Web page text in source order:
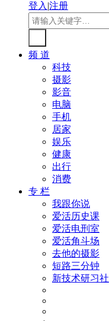
登入|注册
频 道
科技
摄影
影音
电脑
手机
居家
娱乐
健康
出行
消费
专 栏
我跟你说
爱活历史课
爱活电刑室
爱活角斗场
去他的摄影
短路三分钟
新技术研习社